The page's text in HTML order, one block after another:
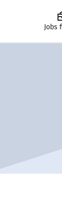
Jobs